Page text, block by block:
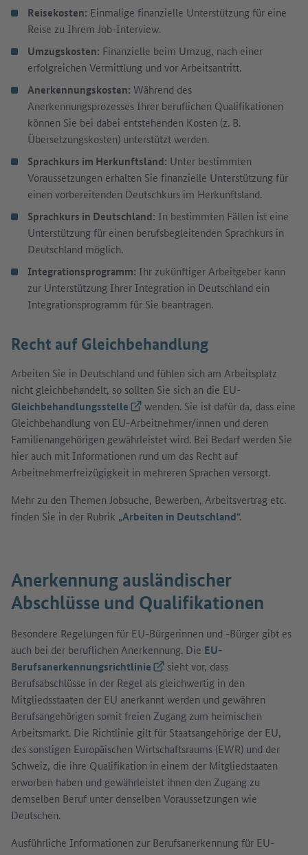
Reisekosten: Einmalige finanzielle Unterstützung für eine
Reise zu Ihrem Job-Interview.
Umzugskosten: Finanzielle beim Umzug, nach einer
erfolgreichen Vermittlung und vor Arbeitsantritt.
Anerkennungskosten: Während des
Anerkennungsprozesses Ihrer beruflichen Qualifikationen
können Sie bei dabei entstehenden Kosten (z. B.
Übersetzungskosten) unterstützt werden.
Sprachkurs im Herkunftsland: Unter bestimmten
Voraussetzungen erhalten Sie finanzielle Unterstützung für
einen vorbereitenden Deutschkurs im Herkunftsland.
Sprachkurs in Deutschland: In bestimmten Fällen ist eine
Unterstützung für einen berufsbegleitenden Sprachkurs in
Deutschland möglich.
Integrationsprogramm: Ihr zukünftiger Arbeitgeber kann
zur Unterstützung Ihrer Integration in Deutschland ein
Integrationsprogramm für Sie beantragen.
Recht auf Gleichbehandlung
Arbeiten Sie in Deutschland und fühlen sich am Arbeitsplatz
nicht gleichbehandelt, so sollten Sie sich an die EU-
Gleichbehandlungsstelle(Externer Link)
wenden. Sie ist dafür da, dass eine
Gleichbehandlung von EU-Arbeitnehmer/innen und deren
Familienangehörigen gewährleistet wird. Bei Bedarf werden Sie
hier auch mit Informationen rund um das Recht auf
Arbeitnehmerfreizügigkeit in mehreren Sprachen versorgt.
Mehr zu den Themen Jobsuche, Bewerben, Arbeitsvertrag etc.
finden Sie in der Rubrik „Arbeiten in Deutschland“.
Anerkennung ausländischer
Abschlüsse und Qualifikationen
Besondere Regelungen für EU-Bürgerinnen und -Bürger gibt es
auch bei der beruflichen Anerkennung. Die EU-
Berufsanerkennungsrichtlinie(Externer Link)
sieht vor, dass
Berufsabschlüsse in der Regel als gleichwertig in den
Mitgliedsstaaten der EU anerkannt werden und gewähren
Berufsangehörigen somit freien Zugang zum heimischen
Arbeitsmarkt. Die Richtlinie gilt für Staatsangehörige der EU,
des sonstigen Europäischen Wirtschaftsraums (EWR) und der
Schweiz, die ihre Qualifikation in einem der Mitgliedstaaten
erworben haben und gewährleistet ihnen den Zugang zu
demselben Beruf unter denselben Voraussetzungen wie
Deutschen.
Ausführliche Informationen zur Berufsanerkennung für EU-